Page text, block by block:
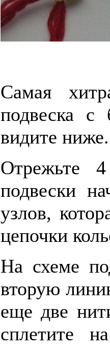
Самая
подвеска с
видите ниже.
Отрежьте
подвески
узлов,
цепочки
На схеме
вторую
еще две
сплетите